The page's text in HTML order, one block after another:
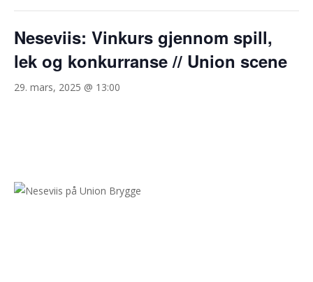
Neseviis: Vinkurs gjennom spill,
lek og konkurranse // Union scene
29. mars, 2025 @ 13:00